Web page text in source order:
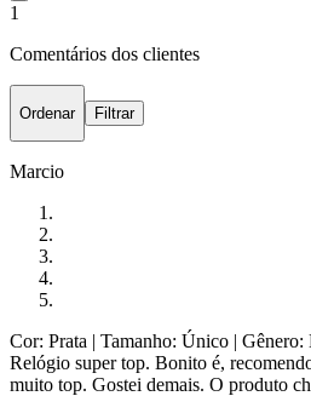
1
Comentários dos clientes
Ordenar Filtrar
Marcio
Cor: Prata | Tamanho: Único | Gênero:
Relógio super top. Bonito é,
muito top. Gostei demais. O produto